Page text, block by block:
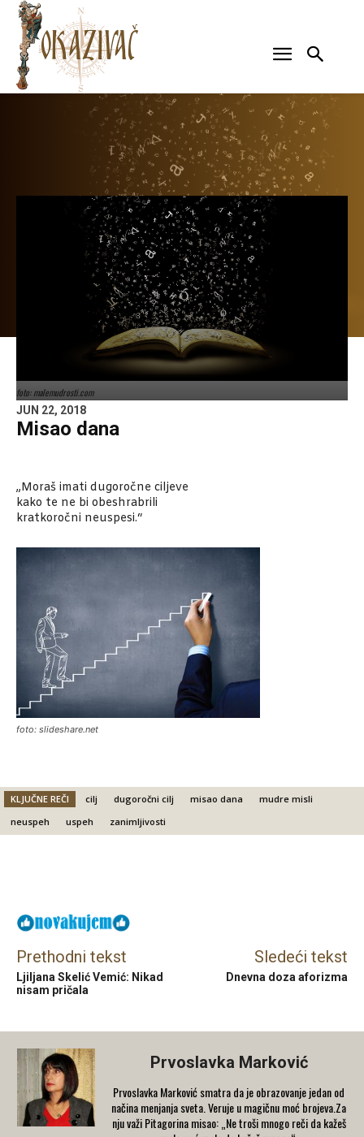
foto: malemudrosti.com
JUN 22, 2018
Misao dana
„Moraš imati dugoročne ciljeve
kako te ne bi obeshrabrili
kratkoročni neuspesi.“
foto: slideshare.net
KLJUČNE REČI cilj dugoročni cilj misao dana
mudre misli
neuspeh
uspeh zanimljivosti
Prethodni tekst
Ljiljana Skelić Vemić: Nikad
nisam pričala
Sledeći tekst
Dnevna doza aforizma
Prvoslavka Marković
Prvoslavka Marković smatra da je obrazovanje jedan od
načina menjanja sveta. Veruje u magičnu moć brojeva.Za
nju važi Pitagorina misao: „Ne troši mnogo reči da kažeš